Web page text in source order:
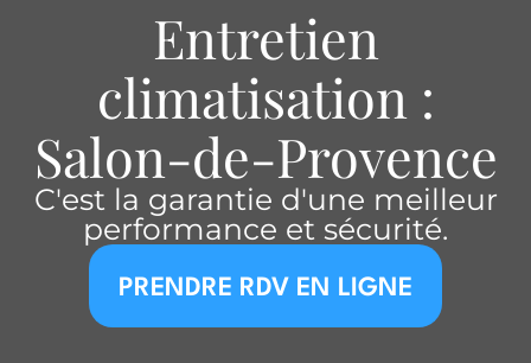
Entretien
climatisation :
Salon-de-Provence
C'est la garantie d'une meilleur
performance et sécurité.
PRENDRE RDV EN LIGNE